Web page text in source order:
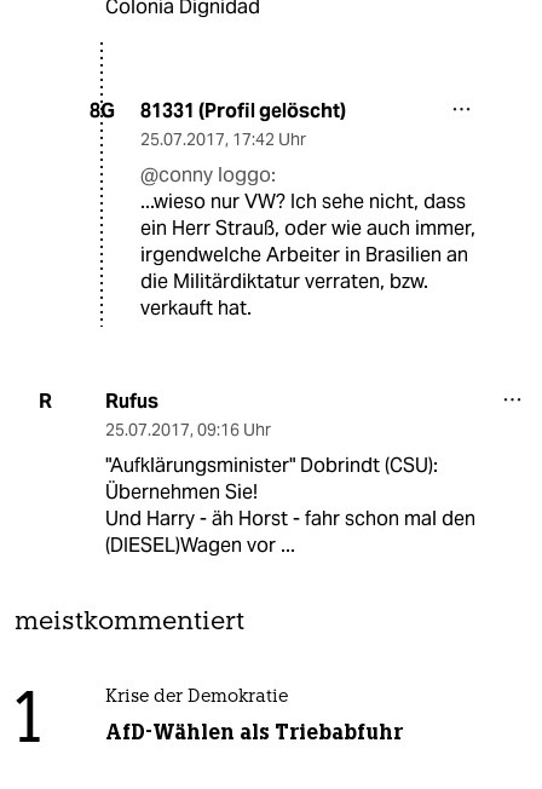
Colonia Dignidad
8G 81331 (Profil gelöscht)
25.07.2017, 17:42 Uhr
@conny loggo:
...wieso nur VW? Ich sehe nicht, dass
ein Herr Strauß, oder wie auch immer,
irgendwelche Arbeiter in Brasilien an
die Militärdiktatur verraten, bzw.
verkauft hat.
R Rufus
25.07.2017, 09:16 Uhr
"Aufklärungsminister" Dobrindt (CSU):
Übernehmen Sie!
Und Harry - äh Horst - fahr schon mal den
(DIESEL)Wagen vor ...
meistkommentiert
1 Krise der Demokratie
AfD-Wählen als Triebabfuhr